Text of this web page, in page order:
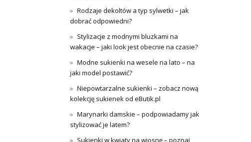
Rodzaje dekoltów a typ sylwetki – jak
dobrać odpowiedni?
Stylizacje z modnymi bluzkami na
wakacje – jaki look jest obecnie na czasie?
Modne sukienki na wesele na lato – na
jaki model postawić?
Niepowtarzalne sukienki – zobacz nową
kolekcję sukienek od eButik.pl
Marynarki damskie – podpowiadamy jak
stylizować je latem?
Sukienki w kwiaty na wiosnę – poznaj